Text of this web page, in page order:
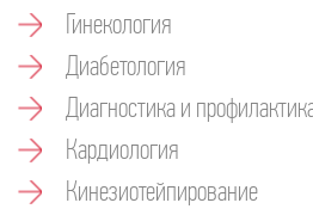
Гинекология
Диабетология
Диагностика и
Кардиология
Кинезиотейпирование